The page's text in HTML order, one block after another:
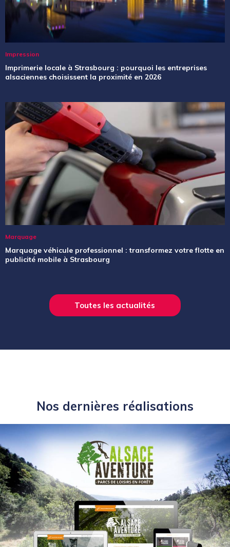
Impression
Imprimerie locale à Strasbourg : pourquoi les entreprises
alsaciennes choisissent la proximité en 2026
Marquage
Marquage véhicule professionnel : transformez votre flotte en
publicité mobile à Strasbourg
Toutes les actualités
Nos dernières réalisations